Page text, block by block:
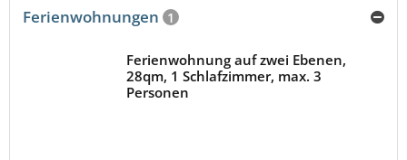
Ferienwohnungen 1
Ferienwohnung auf zwei Ebenen,
28qm, 1 Schlafzimmer, max. 3
Personen